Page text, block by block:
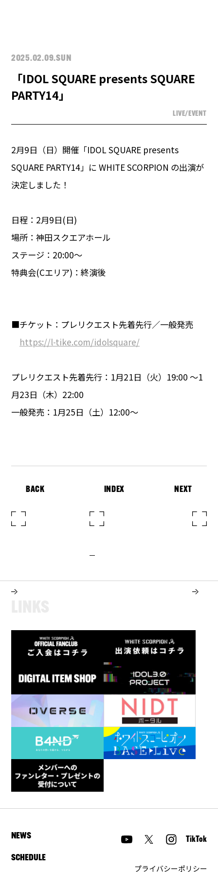
2025.02.09.SUN
「IDOL SQUARE presents SQUARE
PARTY14」
LIVE/EVENT
2月9日（日）開催「IDOL SQUARE presents
SQUARE PARTY14」に WHITE SCORPION の出演が
決定しました！
日程：2月9日(日)
場所：神田スクエアホール
ステージ：20:00〜
特典会(Cエリア)：終演後
■チケット：プレリクエスト先着先行／一般発売
https://l-tike.com/idolsquare/
プレリクエスト先着先行：1月21日（火）19:00 〜1
月23日（木）22:00
一般発売：1月25日（土）12:00〜
BACK INDEX NEXT
NEWS
SCHEDULE
TikTok
プライバシーポリシー